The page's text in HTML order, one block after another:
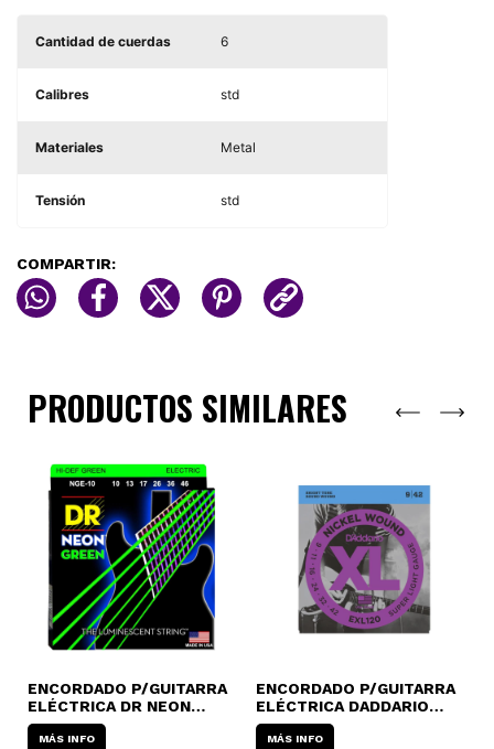
Cantidad de cuerdas 6
Calibres std
Materiales Metal
Tensión std
COMPARTIR:
PRODUCTOS SIMILARES
ENCORDADO P/GUITARRA
ELÉCTRICA DR NEON
GREEN NGE
MÁS INFO
ENCORDADO P/GUITARRA
ELÉCTRICA DADDARIO
EXL-120/110/115
MÁS INFO